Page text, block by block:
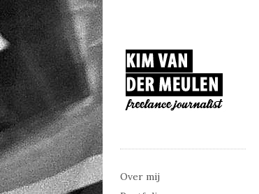
Main menu
Skip to content
Over mij